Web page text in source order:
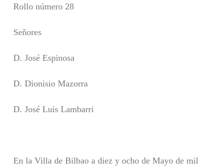
Rollo número 28
Señores
D. José Espinosa
D. Dionisio Mazorra
D. José Luis Lambarri
En la Villa de Bilbao a diez y ocho de Mayo de mil